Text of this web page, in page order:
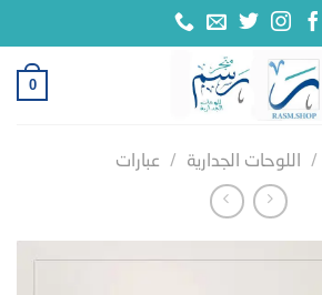
0
/ اللوحات الجدارية / عبارات